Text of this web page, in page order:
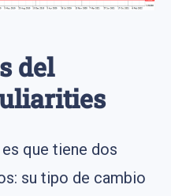
del
que tiene dos
su tipo de cambio